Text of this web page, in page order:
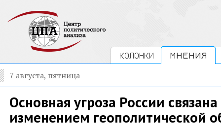
КОЛОНКИ МНЕНИЯ
7 августа, пятница
Основная угроза России связана
изменением геополитической